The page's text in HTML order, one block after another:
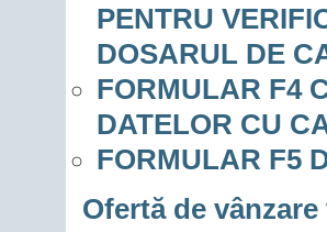
PENTRU
DOSARUL DE
FORMULAR F4
DATELOR CU
FORMULAR F5
Ofertă de